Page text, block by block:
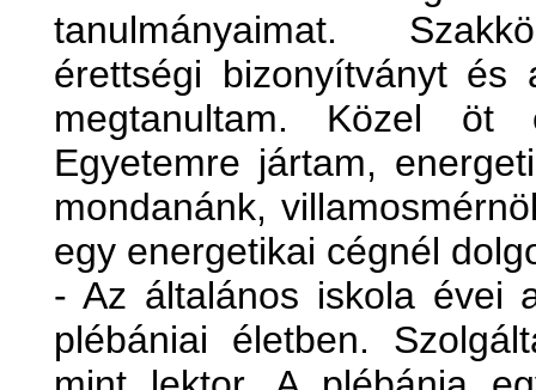
tanulmányaimat.
érettségi bizonyítványt és
megtanultam. Közel
Egyetemre jártam,
mondanánk,
egy energetikai cégnél
- Az általános iskola évei
plébániai életben.